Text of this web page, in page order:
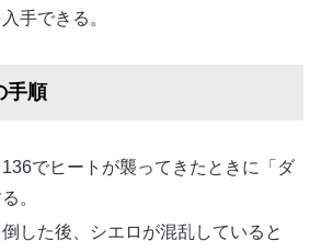
手できる。
手順
でヒートが襲ってきたときに「ダ
。
した後、シエロが混乱していると